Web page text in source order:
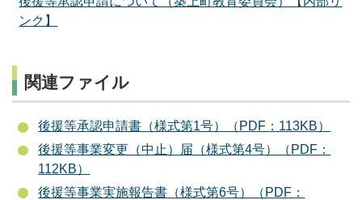
ンク】
関連ファイル
後援等承認申請書（様式第1号）（PDF：113KB）
後援等事業変更（中止）届（様式第4号）（PDF：
112KB）
後援等事業実施報告書（様式第6号）（PDF：